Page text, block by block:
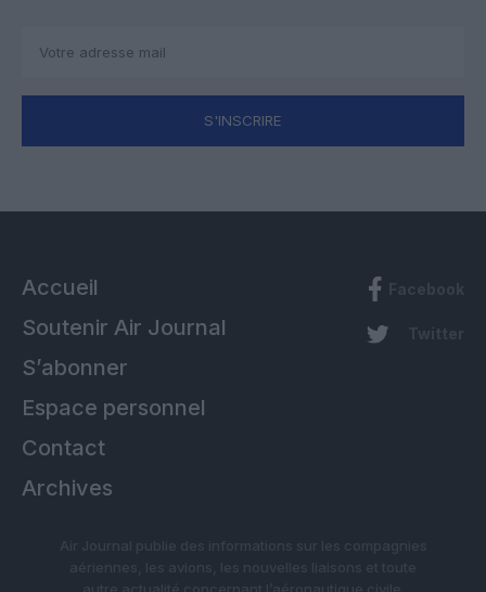
S'INSCRIRE
Accueil
Soutenir Air Journal
S’abonner
Espace personnel
Contact
Archives